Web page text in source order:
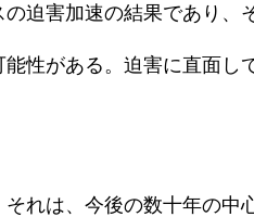
迫害加速の結果であり、
性がある。迫害に直面し
れは、今後の数十年の中